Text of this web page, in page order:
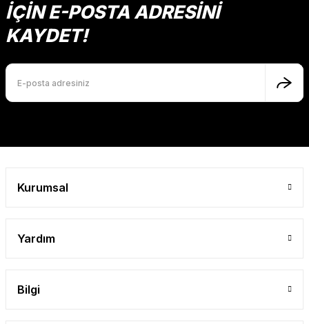
Ürün resmi kalitesiz, bozuk veya görüntülenemiyor.
Ürün açıklamasında eksik bilgiler bulunuyor.
Ürün fiyatı diğer sitelerden daha pahalı.
Bu ürüne benzer farklı alternatifler olmalı.
İÇİN E-POSTA ADRESİNİ
KAYDET!
Kurumsal
Yardım
Bilgi